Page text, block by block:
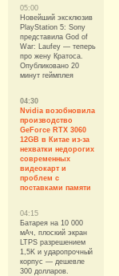
05:00
Новейший эксклюзив
PlayStation 5: Sony
представила God of
War: Laufey — теперь
про жену Кратоса.
Опубликовано 20
минут геймплея
04:30
Nvidia возобновила
производство
GeForce RTX 3060
12GB в Китае из-за
нехватки недорогих
современных
видеокарт и
проблем с
поставками памяти
04:15
Батарея на 10 000
мАч, плоский экран
LTPS разрешением
1,5K и ударопрочный
корпус — дешевле
300 долларов.